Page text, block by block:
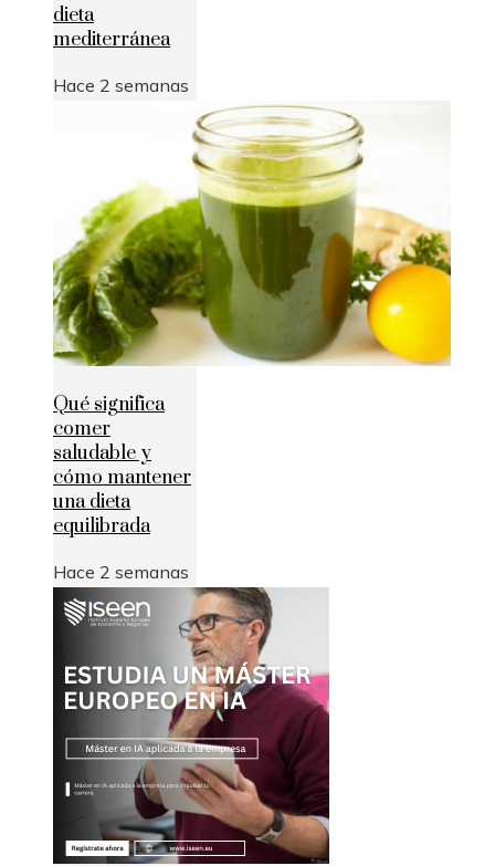
dieta
mediterránea
Hace 2 semanas
Qué significa
comer
saludable y
cómo mantener
una dieta
equilibrada
Hace 2 semanas